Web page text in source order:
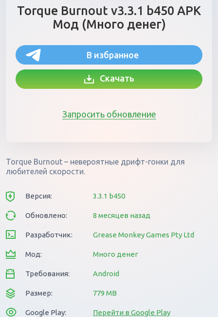
Torque Burnout v3.3.1 b450 APK
Мод (Много денег)
В избранное
Скачать
Запросить обновление
Torque Burnout – невероятные дрифт-гонки для
любителей скорости.
Версия: 3.3.1 b450
Обновлено: 8 месяцев назад
Разработчик: Grease Monkey Games Pty Ltd
Мод: Много денег
Требования: Android
Размер: 779 MB
Google Play: Перейти в Google Play